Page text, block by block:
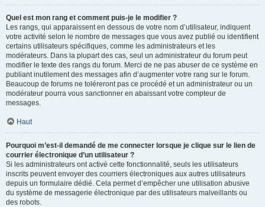
Quel est mon rang et comment puis-je le modifier ?
Les rangs, qui apparaissent en dessous de votre nom d’utilisateur, indiquent
votre activité selon le nombre de messages que vous avez publié ou identifient
certains utilisateurs spécifiques, comme les administrateurs et les
modérateurs. Dans la plupart des cas, seul un administrateur du forum peut
modifier le texte des rangs du forum. Merci de ne pas abuser de ce système en
publiant inutilement des messages afin d’augmenter votre rang sur le forum.
Beaucoup de forums ne toléreront pas ce procédé et un administrateur ou un
modérateur pourra vous sanctionner en abaissant votre compteur de
messages.
Haut
Pourquoi m’est-il demandé de me connecter lorsque je clique sur le lien de
courrier électronique d’un utilisateur ?
Si les administrateurs ont activé cette fonctionnalité, seuls les utilisateurs
inscrits peuvent envoyer des courriers électroniques aux autres utilisateurs
depuis un formulaire dédié. Cela permet d’empêcher une utilisation abusive
du système de messagerie électronique par des utilisateurs malveillants ou
des robots.